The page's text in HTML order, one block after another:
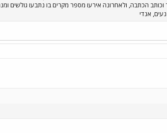
הכתבה, ולאחרונה אירעו מספר מקרים בו נתבעו גולשים
אנדי